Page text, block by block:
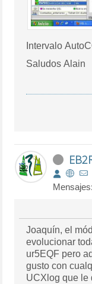
Intervalo
Saludos Alain
Joaquín, el
evolucionar
ur5EQF pero
gusto con
UCXlog que le